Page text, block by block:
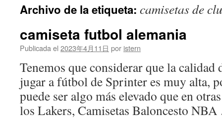
contenido
Archivo de la etiqueta: camisetas de
camiseta futbol alemania
Publicada el 2023年4月11日 por istern
Tenemos que considerar que la calidad
jugar a fútbol de Sprinter es muy alta,
puede ser algo más elevado que en
los Lakers, Camisetas Baloncesto